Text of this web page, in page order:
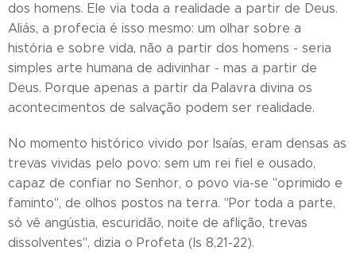
dos homens. Ele via toda a realidade a partir de Deus.
Aliás, a profecia é isso mesmo: um olhar sobre a
história e sobre vida, não a partir dos homens - seria
simples arte humana de adivinhar - mas a partir de
Deus. Porque apenas a partir da Palavra divina os
acontecimentos de salvação podem ser realidade.
No momento histórico vivido por Isaías, eram densas as
trevas vividas pelo povo: sem um rei fiel e ousado,
capaz de confiar no Senhor, o povo via-se "oprimido e
faminto", de olhos postos na terra. "Por toda a parte,
só vê angústia, escuridão, noite de aflição, trevas
dissolventes", dizia o Profeta (Is 8,21-22).